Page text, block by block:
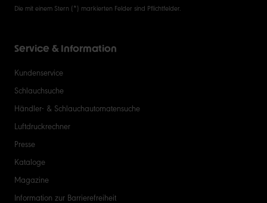
Die mit einem Stern (*) markierten Felder sind Pflichtfelder.
Service & Information
Kundenservice
Schlauchsuche
Händler- & Schlauchautomatensuche
Luftdruckrechner
Presse
Kataloge
Magazine
Information zur Barrierefreiheit